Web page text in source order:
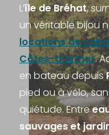
L’île de Bréhat,
un véritable bijou
locations de
Côtes-d’Armor.
en bateau depuis
pied ou à vélo,
quiétude. Entre
sauvages et